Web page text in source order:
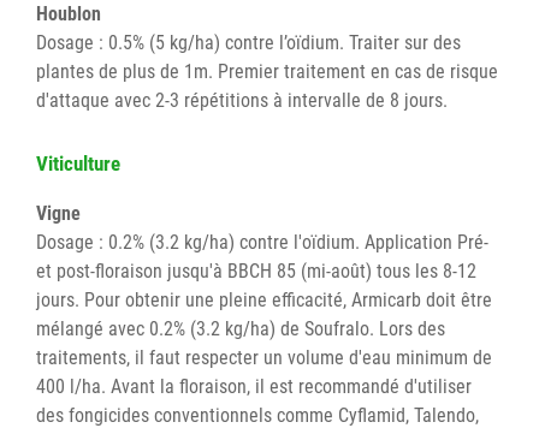
Houblon
Dosage : 0.5% (5 kg/ha) contre l’oïdium. Traiter sur des
plantes de plus de 1m. Premier traitement en cas de risque
d'attaque avec 2-3 répétitions à intervalle de 8 jours.
Viticulture
Vigne
Dosage : 0.2% (3.2 kg/ha) contre l'oïdium. Application Pré-
et post-floraison jusqu'à BBCH 85 (mi-août) tous les 8-12
jours. Pour obtenir une pleine efficacité, Armicarb doit être
mélangé avec 0.2% (3.2 kg/ha) de Soufralo. Lors des
traitements, il faut respecter un volume d'eau minimum de
400 l/ha. Avant la floraison, il est recommandé d'utiliser
des fongicides conventionnels comme Cyflamid, Talendo,